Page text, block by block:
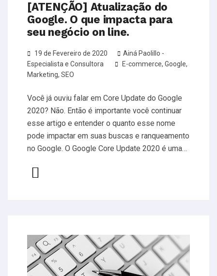
[ATENÇÃO] Atualização do
Google. O que impacta para
seu negócio on line.
19 de Fevereiro de 2020
Ainá Paolillo -
Especialista e Consultora
E-commerce, Google,
Marketing, SEO
Você já ouviu falar em Core Update do Google
2020? Não. Então é importante você continuar
esse artigo e entender o quanto esse nome
pode impactar em suas buscas e ranqueamento
no Google. O Google Core Update 2020 é uma…